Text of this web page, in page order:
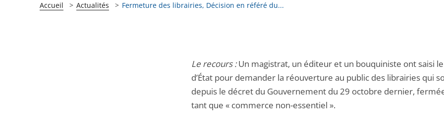
Accueil Actualités Fermeture des librairies, Décision en référé du...
Le recours :Un magistrat, un éditeur et un bouquiniste ont saisi
d’État pour demander la réouverture au public des librairies qui
depuis le décret du Gouvernement du 29 octobre dernier,
tant que « commerce non-essentiel ».